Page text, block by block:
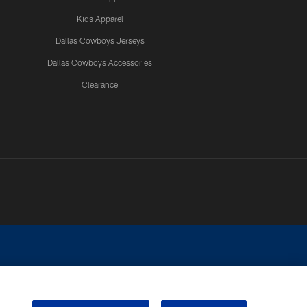
Kids Apparel
Dallas Cowboys Jerseys
Dallas Cowboys Accessories
Clearance
contact with any person to request personal or financial information.